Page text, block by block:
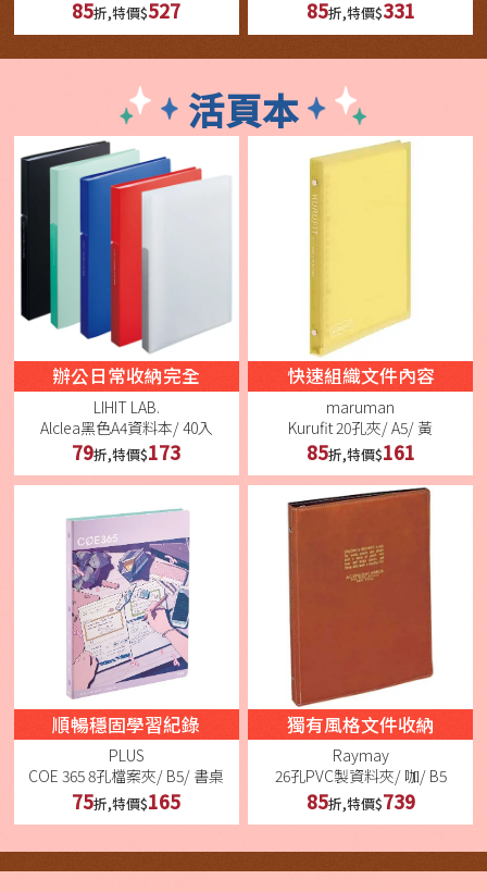
85折,特價$527 85折,特價$331
活頁本
辦公日常收納完全
LIHIT LAB.
Alclea黑色A4資料本/ 40入
79折,特價$173
快速組織文件內容
maruman
Kurufit 20孔夾/ A5/ 黃
85折,特價$161
順暢穩固學習紀錄
PLUS
COE 365 8孔檔案夾/ B5/ 書桌
75折,特價$165
獨有風格文件收納
Raymay
26孔PVC製資料夾/ 咖/ B5
85折,特價$739